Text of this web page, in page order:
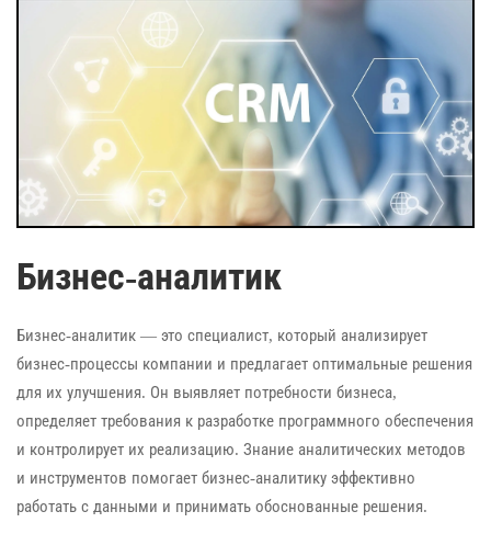
Бизнес-аналитик
Бизнес-аналитик — это специалист, который анализирует
бизнес-процессы компании и предлагает оптимальные решения
для их улучшения. Он выявляет потребности бизнеса,
определяет требования к разработке программного обеспечения
и контролирует их реализацию. Знание аналитических методов
и инструментов помогает бизнес-аналитику эффективно
работать с данными и принимать обоснованные решения.